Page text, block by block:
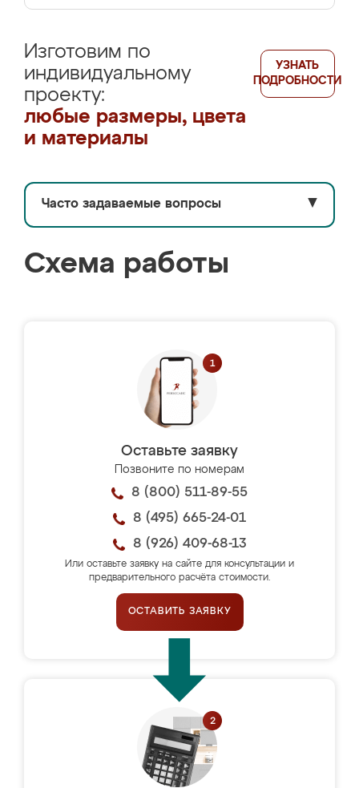
Изготовим по
индивидуальному
проекту:
любые размеры, цвета
и материалы
УЗНАТЬ
ПОДРОБНОСТИ
Часто задаваемые вопросы ▼
Схема работы
Оставьте заявку
Позвоните по номерам
8 (800) 511-89-55
8 (495) 665-24-01
8 (926) 409-68-13
Или оставьте заявку на сайте для консультации и
предварительного расчёта стоимости.
ОСТАВИТЬ ЗАЯВКУ